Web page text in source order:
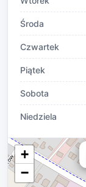
Środa
Czwartek
Piątek
Sobota
Niedziela
+
−